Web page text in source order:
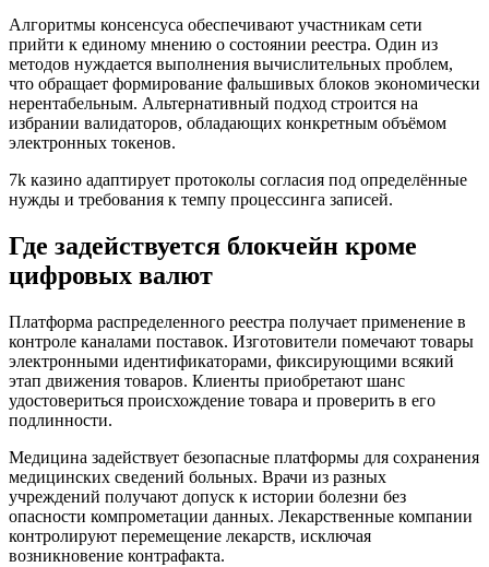
Алгоритмы консенсуса обеспечивают участникам сети
прийти к единому мнению о состоянии реестра. Один из
методов нуждается выполнения вычислительных проблем,
что обращает формирование фальшивых блоков экономически
нерентабельным. Альтернативный подход строится на
избрании валидаторов, обладающих конкретным объёмом
электронных токенов.
7k казино адаптирует протоколы согласия под определённые
нужды и требования к темпу процессинга записей.
Где задействуется блокчейн кроме
цифровых валют
Платформа распределенного реестра получает применение в
контроле каналами поставок. Изготовители помечают товары
электронными идентификаторами, фиксирующими всякий
этап движения товаров. Клиенты приобретают шанс
удостовериться происхождение товара и проверить в его
подлинности.
Медицина задействует безопасные платформы для сохранения
медицинских сведений больных. Врачи из разных
учреждений получают допуск к истории болезни без
опасности компрометации данных. Лекарственные компании
контролируют перемещение лекарств, исключая
возникновение контрафакта.